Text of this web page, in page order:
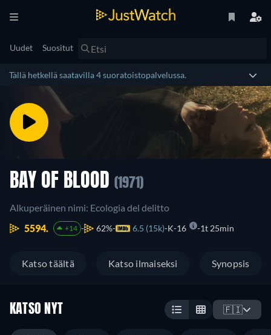
Uudet Suositut
Tällä hetkellä saatavilla 4 suoratoistopalvelussa.
BAY OF BLOOD (1971)
Alkuperäinen nimi: Ecologia del delitto
5594.
+14 62% 6.5 (15k) K-16 1t 25min
Katso täältä Katso ilmaiseksi Synopsis
KATSO NYT 🇫🇮